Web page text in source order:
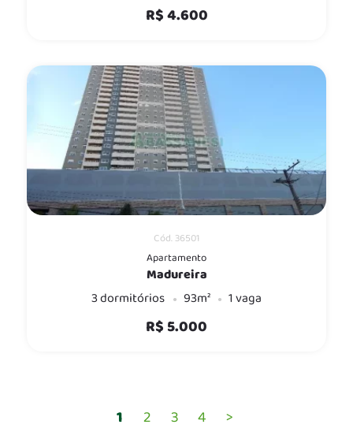
R$ 4.600
Cód. 36501
Apartamento
Madureira
3 dormitórios
93m² 1 vaga
R$ 5.000
1 2 3 4 >